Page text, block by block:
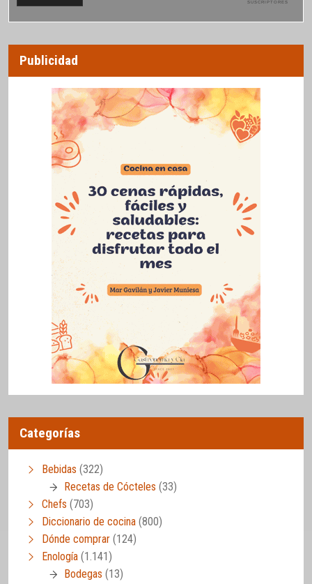
SUSCRIPTORES
Publicidad
Categorías
Bebidas (322)
Recetas de Cócteles (33)
Chefs (703)
Diccionario de cocina (800)
Dónde comprar (124)
Enología (1.141)
Bodegas (13)